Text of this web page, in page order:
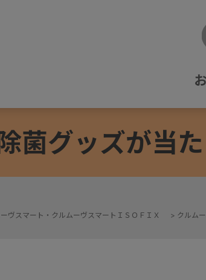
菌グッズが当
ヴスマート・クルムーヴスマートＩＳＯＦＩＸ > クルム